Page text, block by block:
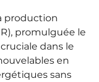
production
promulguée le
dans le
en
sans